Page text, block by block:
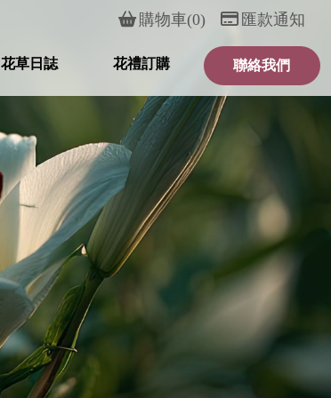
購物車(0) 匯款通知
花草日誌
BLOG
花禮訂購
PRODUCT
聯絡我們
CONTACT